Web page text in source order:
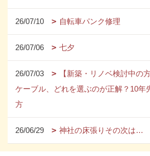
26/07/10 自転車パンク修理
26/07/06 七夕
26/07/03
【新築・リノベ検討中の
ケーブル、どれを選ぶのが正解？10年
方
26/06/29 神社の床張りその次は…